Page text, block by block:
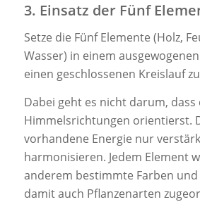
3. Einsatz der Fünf
Setze die Fünf Elemente (Holz,
Wasser) in einem
einen geschlossenen Kreislauf
Dabei geht es nicht darum,
Himmelsrichtungen orientierst.
vorhandene Energie nur
harmonisieren. Jedem Element
anderem bestimmte Farben
damit auch Pflanzenarten